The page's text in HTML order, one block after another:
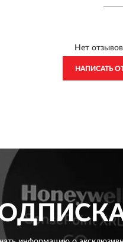
Нет
НАПИСАТЬ